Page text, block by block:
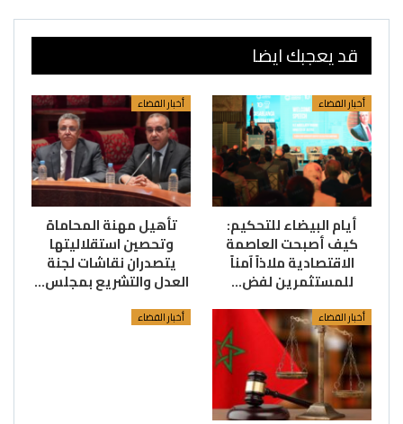
قد يعجبك ايضا
أخبار القضاء
أيام البيضاء للتحكيم:
كيف أصبحت العاصمة
الاقتصادية ملاذاً آمناً
للمستثمرين لفض…
أخبار القضاء
تأهيل مهنة المحاماة
وتحصين استقلاليتها
يتصدران نقاشات لجنة
العدل والتشريع بمجلس…
أخبار القضاء أخبار القضاء